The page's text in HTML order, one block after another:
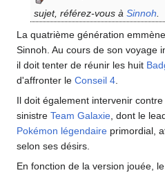
sujet, référez-vous à Sinnoh.
La quatrième génération
Sinnoh. Au cours de son voyage
il doit tenter de réunir les huit
d'affronter le Conseil 4.
Il doit également intervenir
sinistre Team Galaxie, dont le
Pokémon légendaire primordial,
selon ses désirs.
En fonction de la version jouée,